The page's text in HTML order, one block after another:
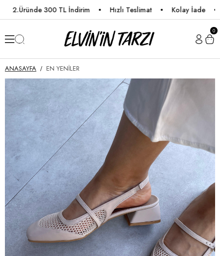
2.Üründe 300 TL İndirim Hızlı Teslimat Kolay İade
0
ANASAYFA EN YENİLER